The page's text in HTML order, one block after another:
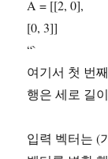
A = [[2, 0],
[0, 3]]
“`
여기서 첫 번
행은 세로 길
입력 벡터는 (